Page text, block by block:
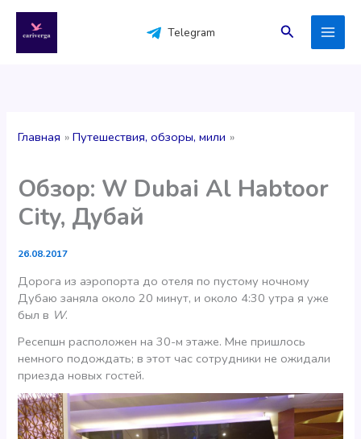
содержимому
Telegram Поиск
Главная Путешествия, обзоры, мили
Обзор: W Dubai Al Habtoor
City, Дубай
26.08.2017
Дорога из аэропорта до отеля по пустому ночному
Дубаю заняла около 20 минут, и около 4:30 утра я уже
был в W.
Ресепшн расположен на 30-м этаже. Мне пришлось
немного подождать; в этот час сотрудники не ожидали
приезда новых гостей.